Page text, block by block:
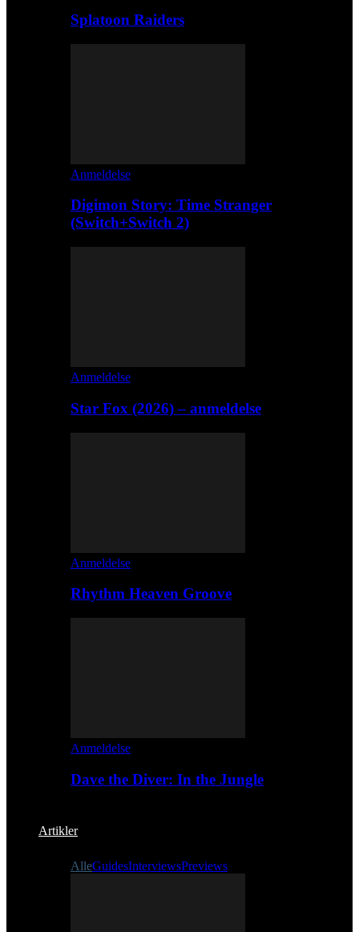
Splatoon Raiders
Anmeldelse
Digimon Story: Time Stranger
(Switch+Switch 2)
Anmeldelse
Star Fox (2026) – anmeldelse
Anmeldelse
Rhythm Heaven Groove
Anmeldelse
Dave the Diver: In the Jungle
Artikler
AlleGuidesInterviewsPreviews